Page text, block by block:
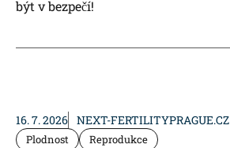
být v bezpečí!
16. 7. 2026 NEXT-FERTILITYPRAGUE.CZ
Plodnost Reprodukce